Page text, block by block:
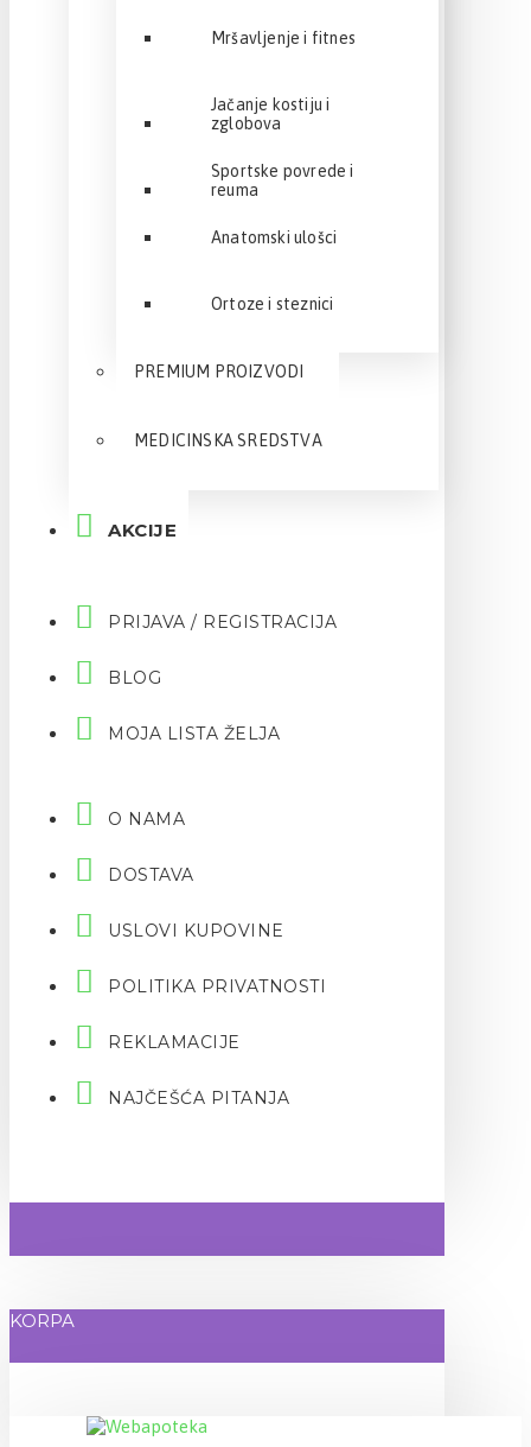
Mršavljenje i fitnes
Jačanje kostiju i
zglobova
Sportske povrede i
reuma
Anatomski ulošci
Ortoze i steznici
PREMIUM PROIZVODI
MEDICINSKA SREDSTVA
AKCIJE
PRIJAVA / REGISTRACIJA
BLOG
MOJA LISTA ŽELJA
O NAMA
DOSTAVA
USLOVI KUPOVINE
POLITIKA PRIVATNOSTI
REKLAMACIJE
NAJČEŠĆA PITANJA
KORPA